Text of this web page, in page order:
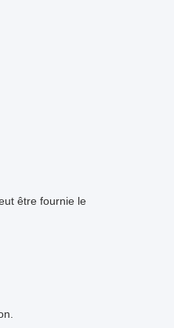
être fournie le